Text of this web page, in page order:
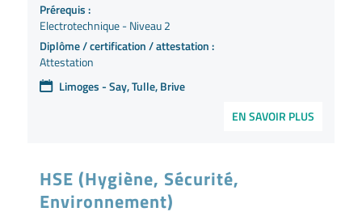
Prérequis :
Electrotechnique - Niveau 2
Diplôme / certification / attestation :
Attestation
Limoges - Say, Tulle, Brive
EN SAVOIR PLUS
HSE (Hygiène, Sécurité,
Environnement)